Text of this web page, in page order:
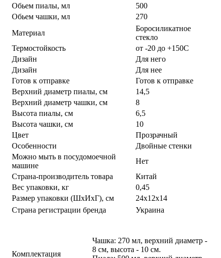
Обьем пиалы, мл
500
Обьем чашки, мл
270
Материал
Боросиликатное
стекло
Термостойкость
от -20 до +150С
Дизайн
Для него
Дизайн
Для нее
Готов к отправке
Готов к отправке
Верхний диаметр пиалы, см
14,5
Верхний диаметр чашки, см
8
Высота пиалы, см
6,5
Высота чашки, см
10
Цвет
Прозрачный
Особенности
Двойные стенки
Можно мыть в посудомоечной
машине
Нет
Страна-производитель товара
Китай
Вес упаковки, кг
0,45
Размер упаковки (ШхИхГ), см
24х12х14
Страна регистрации бренда
Украина
Комплектация
Чашка: 270 мл, верхний диаметр -
8 см, высота - 10 см.